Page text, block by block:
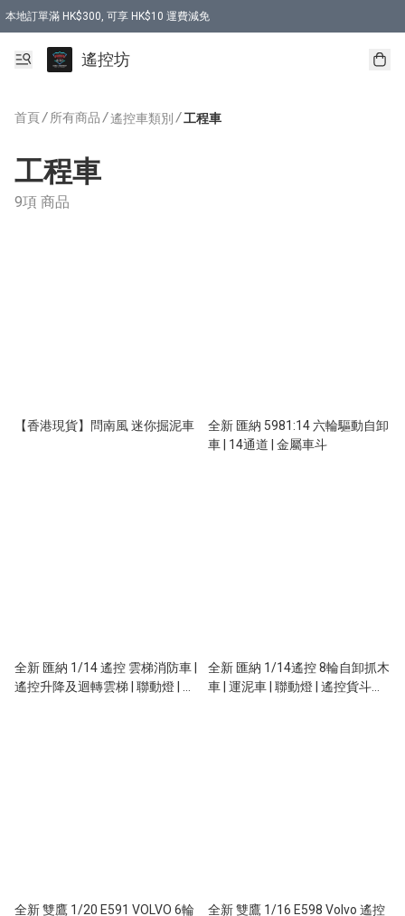
本地訂單滿 HK$300, 可享 HK$10 運費減免
購買 7.6V 6500mah 70C 電池 送 7.6V USB充電器
遙控坊
首頁/ 所有商品 /遙控車類別 /工程車
工程車
9項 商品
【香港現貨】問南風 迷你掘泥車
全新 匯納 5981:14 六輪驅動自卸
車 | 14通道 | 金屬車斗
全新 匯納 1/14 遙控 雲梯消防車 |
遙控升降及迴轉雲梯 | 聯動燈 | 消
全新 匯納 1/14遙控 8輪自卸抓木
車 | 運泥車 | 聯動燈 | 遙控貨斗升
全新 雙鷹 1/20 E591 VOLVO 6輪
全新 雙鷹 1/16 E598 Volvo 遙控